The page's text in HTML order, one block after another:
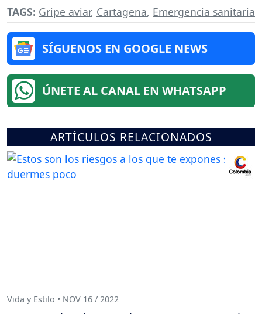
TAGS: Gripe aviar, Cartagena, Emergencia sanitaria
SÍGUENOS EN GOOGLE NEWS
ÚNETE AL CANAL EN WHATSAPP
ARTÍCULOS RELACIONADOS
Vida y Estilo • NOV 16 / 2022